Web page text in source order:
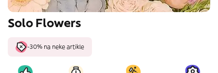
Solo Flowers
-30% na neke artikle